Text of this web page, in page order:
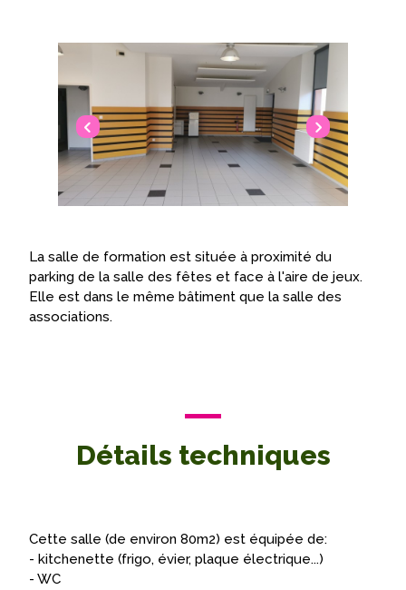
La salle de formation est située à proximité du
parking de la salle des fêtes et face à l'aire de jeux.
Elle est dans le même bâtiment que la salle des
associations.
Détails techniques
Cette salle (de environ 80m2) est équipée de:
- kitchenette (frigo, évier, plaque électrique...)
- WC